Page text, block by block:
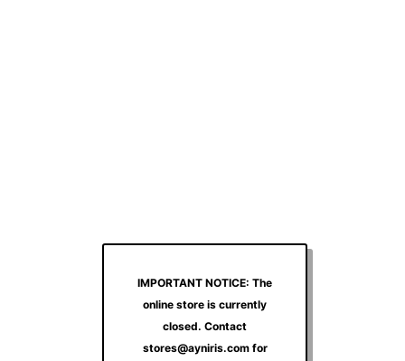
IMPORTANT NOTICE: The
online store is currently
closed. Contact
stores@ayniris.com for